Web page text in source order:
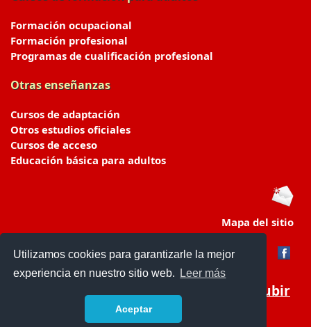
Utilizamos cookies para garantizarle la mejor
experiencia en nuestro sitio web.
Leer más
Aceptar
Formación ocupacional
Formación profesional
Programas de cualificación profesional
Otras enseñanzas
Cursos de adaptación
Otros estudios oficiales
Cursos de acceso
Educación básica para adultos
Mapa del sitio
Subir